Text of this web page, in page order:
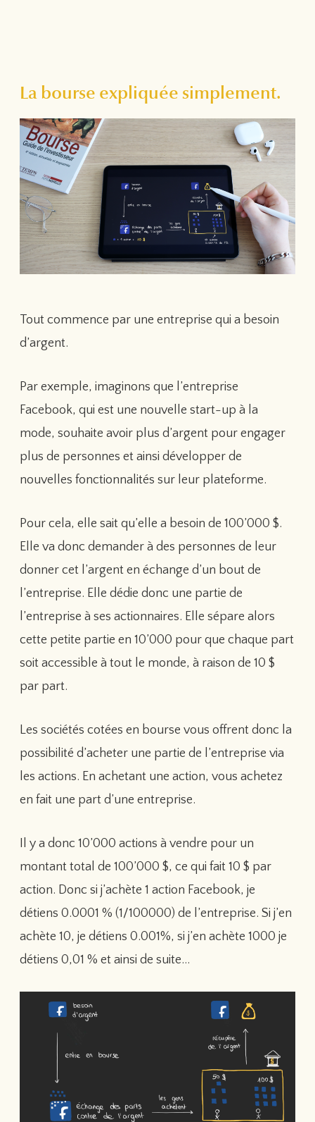
La bourse expliquée simplement.
Tout commence par une entreprise qui a besoin
d’argent.
Par exemple, imaginons que l’entreprise
Facebook, qui est une nouvelle start-up à la
mode, souhaite avoir plus d’argent pour engager
plus de personnes et ainsi développer de
nouvelles fonctionnalités sur leur plateforme.
Pour cela, elle sait qu’elle a besoin de 100’000 $.
Elle va donc demander à des personnes de leur
donner cet l’argent en échange d’un bout de
l’entreprise. Elle dédie donc une partie de
l’entreprise à ses actionnaires. Elle sépare alors
cette petite partie en 10’000 pour que chaque part
soit accessible à tout le monde, à raison de 10 $
par part.
Les sociétés cotées en bourse vous offrent donc la
possibilité d’acheter une partie de l’entreprise via
les actions. En achetant une action, vous achetez
en fait une part d’une entreprise.
Il y a donc 10’000 actions à vendre pour un
montant total de 100’000 $, ce qui fait 10 $ par
action. Donc si j’achète 1 action Facebook, je
détiens 0.0001 % (1/100000) de l’entreprise. Si j’en
achète 10, je détiens 0.001%, si j’en achète 1000 je
détiens 0,01 % et ainsi de suite…